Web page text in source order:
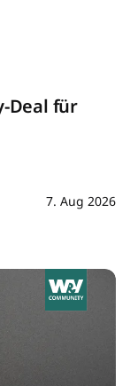
Deal für
7. Aug 2026